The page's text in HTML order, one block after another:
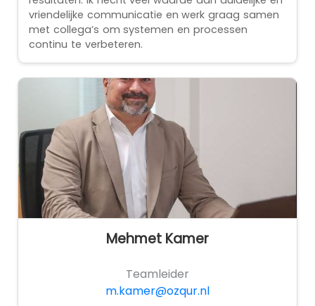
vriendelijke communicatie en werk graag samen
met collega’s om systemen en processen
continu te verbeteren.
Mehmet Kamer
Teamleider
m.kamer@ozqur.nl